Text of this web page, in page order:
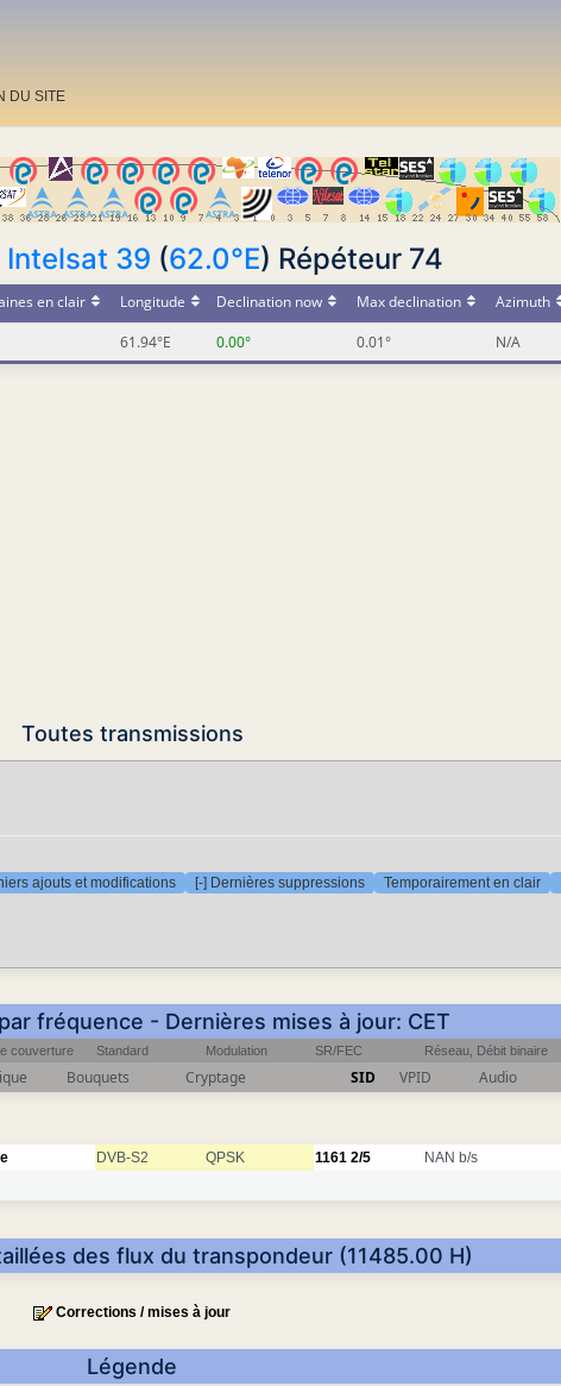
DU SITE
Intelsat 39 (62.0°E) Répéteur 74
en clair Longitude Declination now Max declination Azimuth
61.94°E 0.00° 0.01° N/A
Toutes transmissions
ajouts et modifications [-] Dernières suppressions Temporairement en clair
fréquence - Dernières mises à jour: CET
couverture Standard Modulation SR/FEC Réseau, Débit binaire
Bouquets Cryptage SID VPID Audio
DVB-S2 QPSK 1161 2/5 NAN b/s
des flux du transpondeur (11485.00 H)
Corrections / mises à jour
Légende